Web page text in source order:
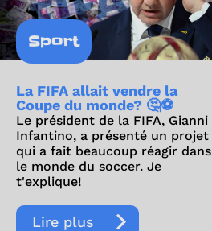
Sport
La FIFA allait vendre la
Coupe du monde? 🤔⚽
Le président de la FIFA, Gianni
Infantino, a présenté un projet
qui a fait beaucoup réagir dans
le monde du soccer. Je
t'explique!
Lire plus